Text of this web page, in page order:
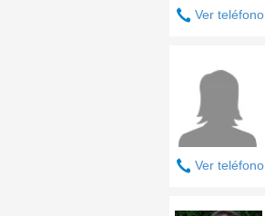
Ver teléfono
Ver teléfono